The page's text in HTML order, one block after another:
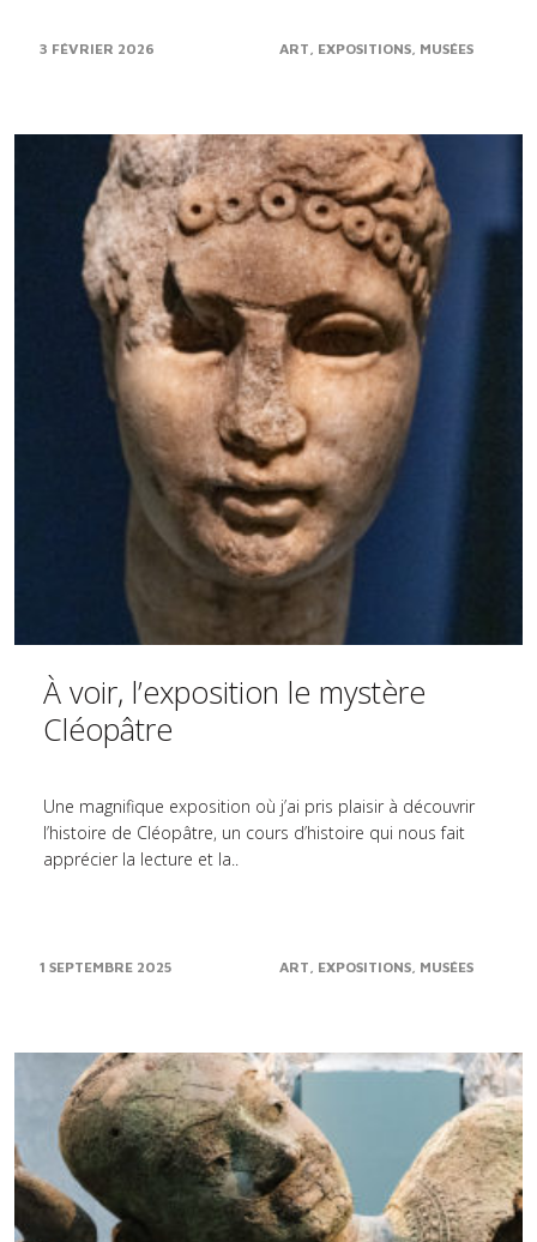
3 FÉVRIER 2026 ART EXPOSITIONS MUSÉES
À voir, l’exposition le mystère
Cléopâtre
Une magnifique exposition où j’ai pris plaisir à découvrir
l’histoire de Cléopâtre, un cours d’histoire qui nous fait
apprécier la lecture et la..
1 SEPTEMBRE 2025 ART EXPOSITIONS MUSÉES